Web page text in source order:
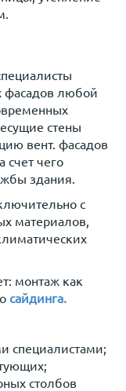
фасадов любой
стены
вент. фасадов
счет чего
здания.
с
материалов,
монтаж как
сайдинга.
специалистами;
столбов